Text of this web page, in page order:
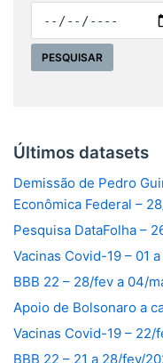
Últimos datasets
Demissão de Pedro
Econômica Federal –
Pesquisa DataFolha –
Vacinas Covid-19 – 01
BBB 22 – 28/fev a 04/
Apoio de Bolsonaro a
Vacinas Covid-19 – 22/
BBB 22 – 21 a 28/fev/